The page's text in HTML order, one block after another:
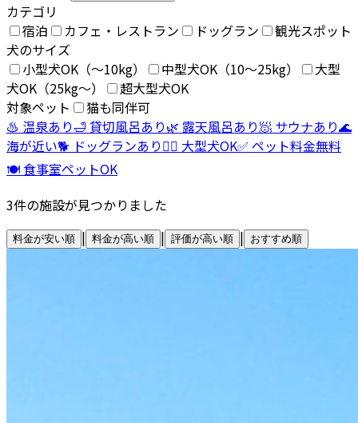
カテゴリ
宿泊
カフェ・レストラン ドッグラン
観光スポット
犬のサイズ
小型犬OK（〜10kg）
中型犬OK（10〜25kg）
大型
犬OK（25kg〜）
超大型犬OK
対象ペット
猫も同伴可
♨️ 温泉あり🛁 貸切風呂あり🌿 露天風呂あり🧖 サウナあり🌊
海が近い🐕 ドッグランあり🐕‍🦺 大型犬OK✅ ペット料金無料
🍽️ 食事室ペットOK
3件の施設が見つかりました
料金が安い順 | 料金が高い順 | 評価が高い順 | おすすめ順